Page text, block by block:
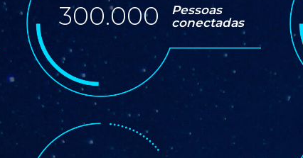
300.000
Pessoas
conectadas